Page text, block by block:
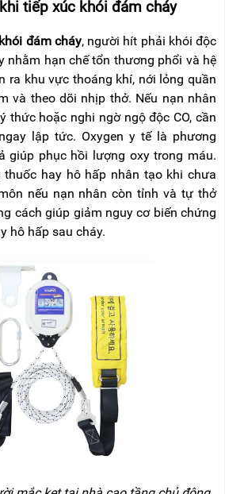
tiếp xúc khói đám cháy
khói đám cháy, người hít phải khói độc
nhằm hạn chế tổn thương phổi và hệ
ra khu vực thoáng khí, nới lỏng quần
và theo dõi nhịp thở. Nếu nạn nhân
thức hoặc nghi ngờ ngộ độc CO, cần
lập tức. Oxygen y tế là phương
giúp phục hồi lượng oxy trong máu.
hay hô hấp nhân tạo khi chưa
nếu nạn nhân còn tỉnh và tự thở
cách giúp giảm nguy cơ biến chứng
hô hấp sau cháy.